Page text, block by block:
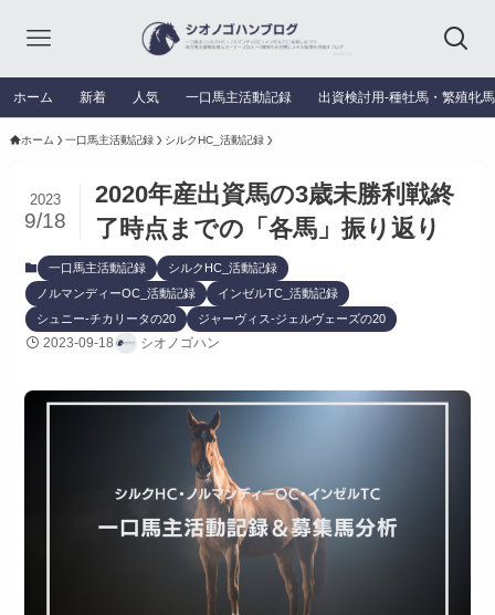
ホーム 新着 人気 一口馬主活動記録 出資検討用‐種牡馬・繁殖牝
ホーム 一口馬主活動記録 シルクHC_活動記録
2020年産出資馬の3歳未勝利戦終
了時点までの「各馬」振り返り
2023
9/18
一口馬主活動記録
シルクHC_活動記録
ノルマンディーOC_活動記録
インゼルTC_活動記録
シュニー-チカリータの20
ジャーヴィス-ジェルヴェーズの20
2023-09-18 シオノゴハン